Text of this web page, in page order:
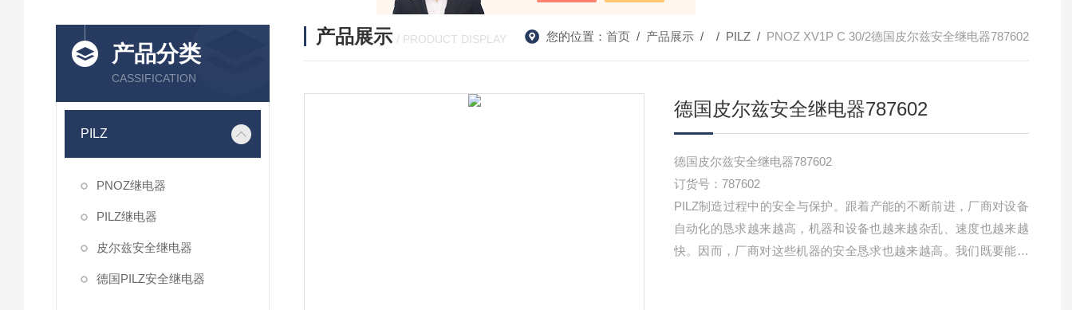
产品分类
CASSIFICATION
PILZ
PNOZ继电器
PILZ继电器
皮尔兹安全继电器
德国PILZ安全继电器
产品展示 / PRODUCT DISPLAY 您的位置： 首页 / 产品展示 / / PILZ / PNOZ XV1P C 30/2德国皮尔兹安全继电器787602
德国皮尔兹安全继电器787602
德国皮尔兹安全继电器787602
订货号：787602
PILZ制造过程中的安全与保护。跟着产能的不断前进，厂商对设备
自动化的恳求越来越高，机器和设备也越来越杂乱、速度也越来越
快。因而，厂商对这些机器的安全恳求也越来越高。我们既要能够